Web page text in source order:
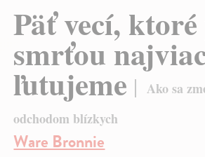
Päť vecí,
smrťou
ľutujeme
Ako sa
odchodom blízkych
Ware Bronnie